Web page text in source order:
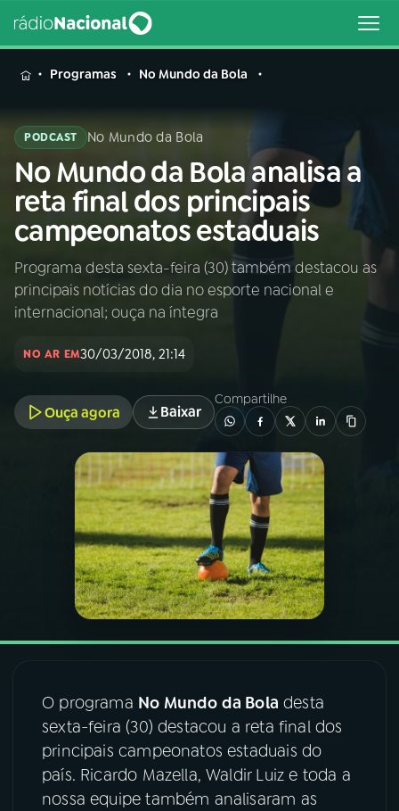
MENU
Buscar
na
Rádio
Nacional
Buscar
AO VIVO
INÍCIO
PROGRAMAS
PODCASTS
VIDEOCASTS
08FESTIVAL DE MÚSICA
ACOMPANHE A RÁDIO NACIONAL
Programas No Mundo da Bola
PODCAST No Mundo da Bola
No Mundo da Bola analisa a
reta final dos principais
campeonatos estaduais
Programa desta sexta-feira (30) também destacou as
principais notícias do dia no esporte nacional e
internacional; ouça na íntegra
NO AR EM30/03/2018, 21:14
Ouça agora Baixar
Compartilhe
O programa No Mundo da Bola desta
sexta-feira (30) destacou a reta final dos
principais campeonatos estaduais do
país. Ricardo Mazella, Waldir Luiz e toda a
nossa equipe também analisaram as